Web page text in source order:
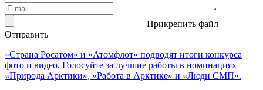
Прикрепить файл
Отправить
«Страна Росатом» и «Атомфлот» подводят итоги конкурса
фото и видео. Голосуйте за лучшие работы в номинациях
«Природа Арктики», «Работа в Арктике» и «Люди СМП».